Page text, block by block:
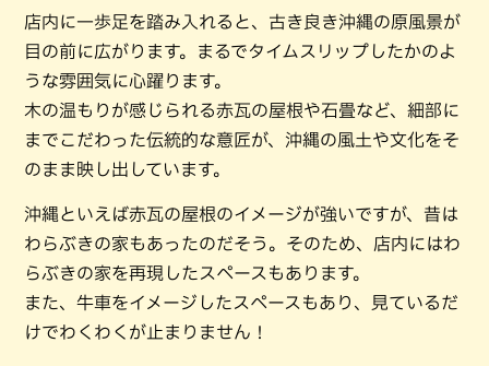
店内に一歩足を踏み入れると、古き良き沖縄の原風景が
目の前に広がります。まるでタイムスリップしたかのよ
うな雰囲気に心躍ります。
木の温もりが感じられる赤瓦の屋根や石畳など、細部に
までこだわった伝統的な意匠が、沖縄の風土や文化をそ
のまま映し出しています。
沖縄といえば赤瓦の屋根のイメージが強いですが、昔は
わらぶきの家もあったのだそう。そのため、店内にはわ
らぶきの家を再現したスペースもあります。
また、牛車をイメージしたスペースもあり、見ているだ
けでわくわくが止まりません！